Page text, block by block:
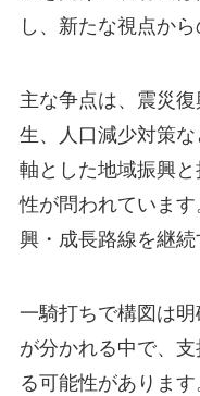
し、新たな視点か
主な争点は、震災
生、人口減少対策
軸とした地域振興
性が問われていま
興・成長路線を継続
一騎打ちで構図は
が分かれる中で、
る可能性がありま